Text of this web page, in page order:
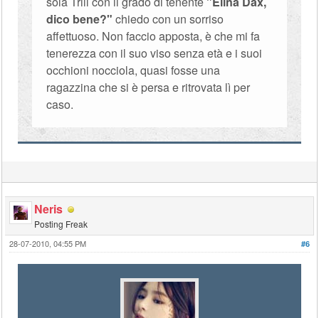
dico bene?" chiedo con un sorriso
affettuoso. Non faccio apposta, è che mi fa
tenerezza con il suo viso senza età e i suoi
occhioni nocciola, quasi fosse una
ragazzina che si è persa e ritrovata lì per
caso.
Neris
Posting Freak
#6
28-07-2010, 04:55 PM